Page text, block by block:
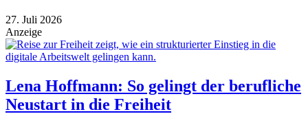
27. Juli 2026
Anzeige
Lena Hoffmann: So gelingt der berufliche
Neustart in die Freiheit